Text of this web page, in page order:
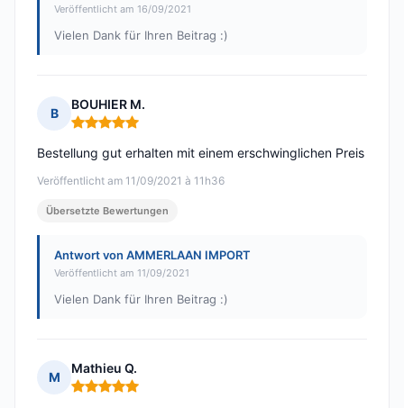
Veröffentlicht am 16/09/2021
Vielen Dank für Ihren Beitrag :)
B
BOUHIER M.
Hinweis: 5 von 5
Veröffentlicht am 11/09/2021 à 11h36
Bestellung gut erhalten mit einem erschwinglichen Preis
Übersetzte Bewertungen
Antwort von AMMERLAAN IMPORT
Veröffentlicht am 11/09/2021
Vielen Dank für Ihren Beitrag :)
M
Mathieu Q.
Hinweis: 5 von 5